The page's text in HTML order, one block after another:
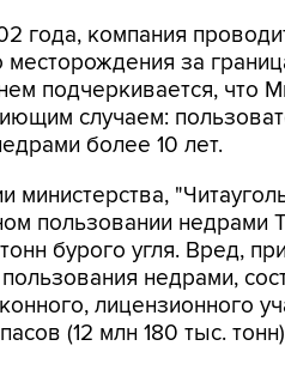
года, компания
месторождения за
подчеркивается, что
случаем:
более 10 лет.
пользовании недрами
бурого угля. Вред,
недрами,
лицензионного
(12 млн 180 тыс.